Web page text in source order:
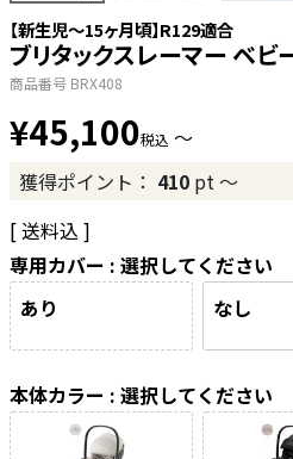
【新生児～15ヶ月頃】R129適合
ブリタックスレーマー ベビ
商品番号 BRX408
¥45,100税込 〜
獲得ポイント： 410 pt 〜
送料込
専用カバー
選択してください
あり
なし
本体カラー 選択してください